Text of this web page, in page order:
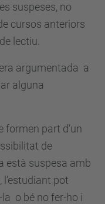
suspeses, no
cursos anteriors
lectiu.
argumentada a
alguna
formen part d’un
de
està suspesa amb
pot
o bé no fer-ho i